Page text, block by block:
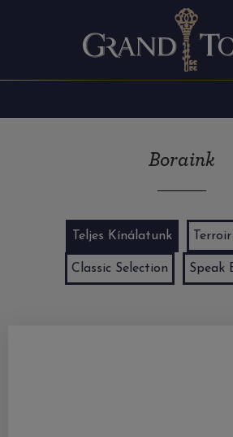
Boraink
Teljes Kínálatunk
Classic Selection Speak